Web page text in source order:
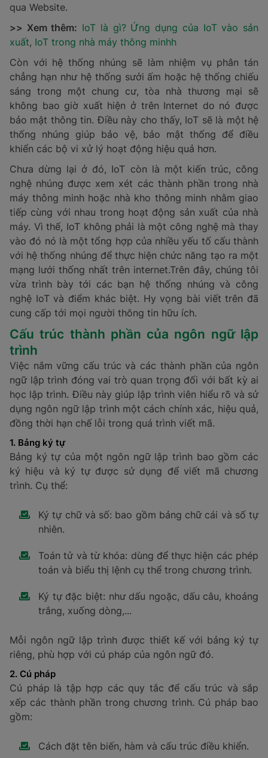
qua Website.
>> Xem thêm: IoT là gì? Ứng dụng của IoT vào sản
xuất, IoT trong nhà máy thông minhh
Còn với hệ thống nhúng sẽ làm nhiệm vụ phân tán
chẳng hạn như hệ thống sưởi ấm hoặc hệ thống chiếu
sáng trong một chung cư, tòa nhà thương mại sẽ
không bao giờ xuất hiện ở trên Internet do nó được
bảo mật thông tin. Điều này cho thấy, IoT sẽ là một hệ
thống nhúng giúp bảo vệ, bảo mật thống để điều
khiển các bộ vi xử lý hoạt động hiệu quả hơn.
Chưa dừng lại ở đó, IoT còn là một kiến trúc, công
nghệ nhúng được xem xét các thành phần trong nhà
máy thông minh hoặc nhà kho thông minh nhằm giao
tiếp cùng với nhau trong hoạt động sản xuất của nhà
máy. Vì thế, IoT không phải là một công nghệ mà thay
vào đó nó là một tổng hợp của nhiều yếu tố cấu thành
với hệ thống nhúng để thực hiện chức năng tạo ra một
mạng lưới thống nhất trên internet.Trên đây, chúng tôi
vừa trình bày tới các bạn hệ thống nhúng và công
nghệ IoT và điểm khác biệt. Hy vọng bài viết trên đã
cung cấp tới mọi người thông tin hữu ích.
Cấu trúc thành phần của ngôn ngữ lập
trình
Việc nắm vững cấu trúc và các thành phần của ngôn
ngữ lập trình đóng vai trò quan trọng đối với bất kỳ ai
học lập trình. Điều này giúp lập trình viên hiểu rõ và sử
dụng ngôn ngữ lập trình một cách chính xác, hiệu quả,
đồng thời hạn chế lỗi trong quá trình viết mã.
1. Bảng ký tự
Bảng ký tự của một ngôn ngữ lập trình bao gồm các
ký hiệu và ký tự được sử dụng để viết mã chương
trình. Cụ thể:
Ký tự chữ và số: bao gồm bảng chữ cái và số tự
nhiên.
Toán tử và từ khóa: dùng để thực hiện các phép
toán và biểu thị lệnh cụ thể trong chương trình.
Ký tự đặc biệt: như dấu ngoặc, dấu câu, khoảng
trắng, xuống dòng,...
Mỗi ngôn ngữ lập trình được thiết kế với bảng ký tự
riêng, phù hợp với cú pháp của ngôn ngữ đó.
2. Cú pháp
Cú pháp là tập hợp các quy tắc để cấu trúc và sắp
xếp các thành phần trong chương trình. Cú pháp bao
gồm:
Cách đặt tên biến, hàm và cấu trúc điều khiển.